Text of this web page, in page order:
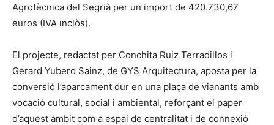
Agrotècnica del Segrià per un import de 420.730,67
euros (IVA inclòs).
El projecte, redactat per Conchita Ruiz Terradillos i
Gerard Yubero Sainz, de GYS Arquitectura, aposta per la
conversió l’aparcament dur en una plaça de vianants amb
vocació cultural, social i ambiental, reforçant el paper
d’aquest àmbit com a espai de centralitat i de connexió